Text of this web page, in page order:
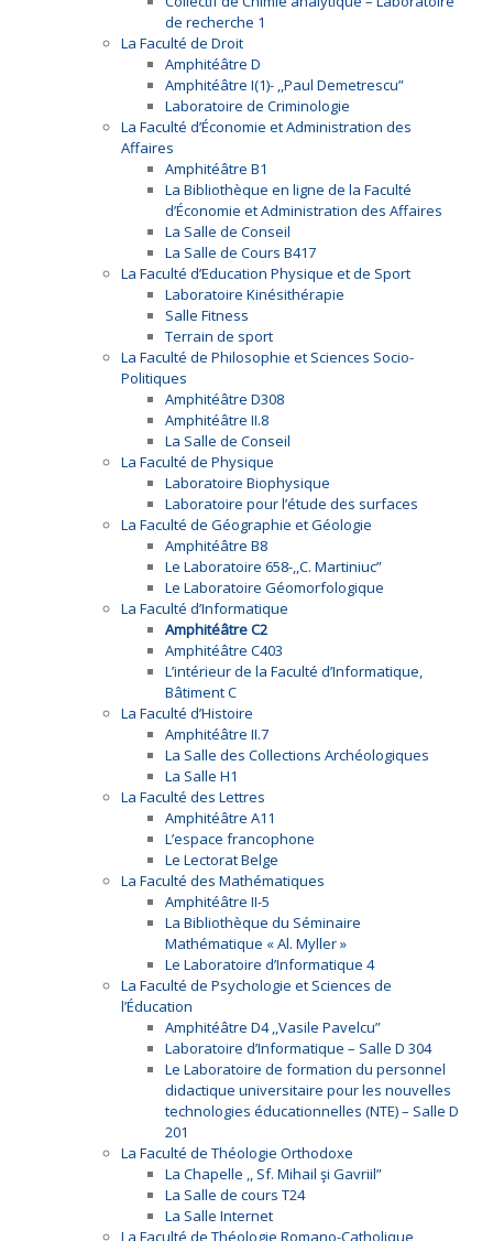
de recherche 1
La Faculté de Droit
Amphitéâtre D
Amphitéâtre I(1)- ,,Paul Demetrescu”
Laboratoire de Criminologie
La Faculté d’Économie et Administration des
Affaires
Amphitéâtre B1
La Bibliothèque en ligne de la Faculté
d’Économie et Administration des Affaires
La Salle de Conseil
La Salle de Cours B417
La Faculté d’Education Physique et de Sport
Laboratoire Kinésithérapie
Salle Fitness
Terrain de sport
La Faculté de Philosophie et Sciences Socio-
Politiques
Amphitéâtre D308
Amphitéâtre II.8
La Salle de Conseil
La Faculté de Physique
Laboratoire Biophysique
Laboratoire pour l’étude des surfaces
La Faculté de Géographie et Géologie
Amphitéâtre B8
Le Laboratoire 658-,,C. Martiniuc”
Le Laboratoire Géomorfologique
La Faculté d’Informatique
Amphitéâtre C2
Amphitéâtre C403
L’intérieur de la Faculté d’Informatique,
Bâtiment C
La Faculté d’Histoire
Amphitéâtre II.7
La Salle des Collections Archéologiques
La Salle H1
La Faculté des Lettres
Amphitéâtre A11
L’espace francophone
Le Lectorat Belge
La Faculté des Mathématiques
Amphitéâtre II-5
La Bibliothèque du Séminaire
Mathématique « Al. Myller »
Le Laboratoire d’Informatique 4
La Faculté de Psychologie et Sciences de
l’Éducation
Amphitéâtre D4 ,,Vasile Pavelcu”
Laboratoire d’Informatique – Salle D 304
Le Laboratoire de formation du personnel
didactique universitaire pour les nouvelles
technologies éducationnelles (NTE) – Salle D
201
La Faculté de Théologie Orthodoxe
La Chapelle ,, Sf. Mihail şi Gavriil”
La Salle de cours T24
La Salle Internet
La Faculté de Théologie Romano-Catholique